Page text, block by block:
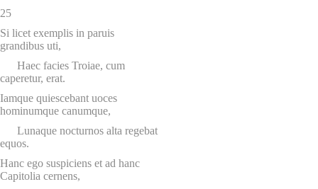
25
Si licet exemplis in paruis
grandibus uti,
Haec facies Troiae, cum
caperetur, erat.
Iamque quiescebant uoces
hominumque canumque,
Lunaque nocturnos alta regebat
equos.
Hanc ego suspiciens et ad hanc
Capitolia cernens,